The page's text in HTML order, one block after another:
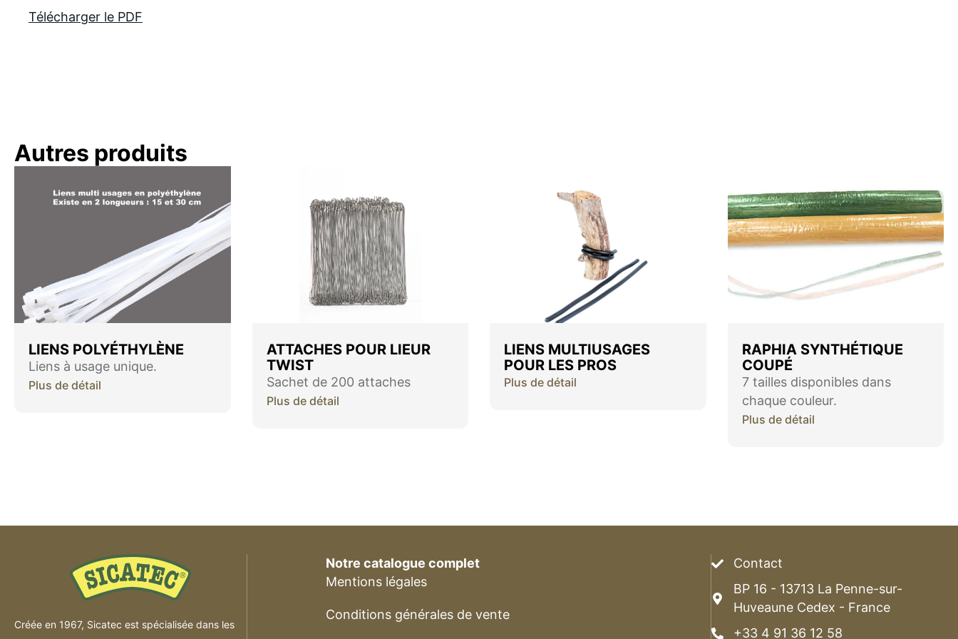
Télécharger le PDF
Autres produits
LIENS POLYÉTHYLÈNE
Liens à usage unique.
Plus de détail
ATTACHES POUR LIEUR
TWIST
Sachet de 200 attaches
Plus de détail
LIENS MULTIUSAGES
POUR LES PROS
Plus de détail
RAPHIA SYNTHÉTIQUE
COUPÉ
7 tailles disponibles dans
chaque couleur.
Plus de détail
Créée en 1967, Sicatec est spécialisée dans les
Notre catalogue complet
Mentions légales
Conditions générales de vente
Contact
BP 16 - 13713 La Penne-sur-
Huveaune Cedex - France
+33 4 91 36 12 58